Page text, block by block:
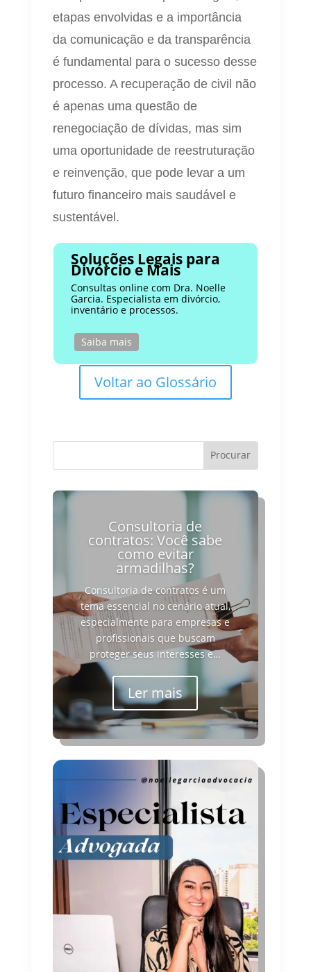
etapas envolvidas e a importância
da comunicação e da transparência
é fundamental para o sucesso desse
processo. A recuperação de civil não
é apenas uma questão de
renegociação de dívidas, mas sim
uma oportunidade de reestruturação
e reinvenção, que pode levar a um
futuro financeiro mais saudável e
sustentável.
Soluções Legais para
Divórcio e Mais
Consultas online com Dra. Noelle
Garcia. Especialista em divórcio,
inventário e processos.
Saiba mais
Voltar ao Glossário
Consultoria de
contratos: Você sabe
como evitar
armadilhas?
Consultoria de contratos é um
tema essencial no cenário atual,
especialmente para empresas e
profissionais que buscam
proteger seus interesses e…
Ler mais